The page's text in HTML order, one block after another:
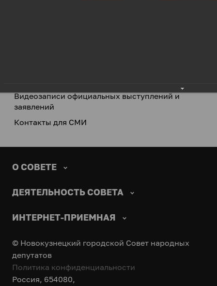
Видеозаписи официальных выступлений и
заявлений
Контакты для СМИ
О СОВЕТЕ
ДЕЯТЕЛЬНОСТЬ СОВЕТА
ИНТЕРНЕТ-ПРИЕМНАЯ
© Новокузнецкий городской Совет народных
депутатов
Политика конфиденциальности
Россия, 654080,